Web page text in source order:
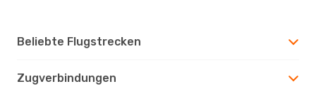
Beliebte Flugstrecken
Zugverbindungen